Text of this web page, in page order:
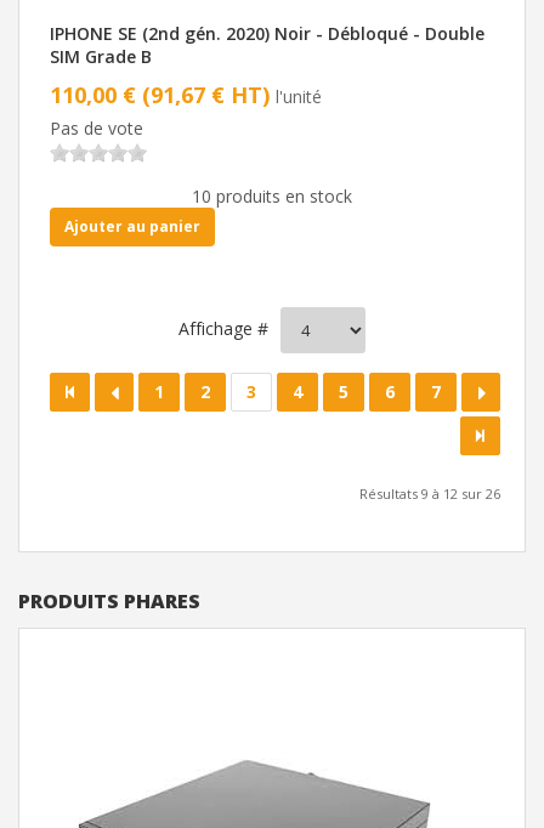
PRODUITS PHARES
IPHONE SE (2nd gén. 2020) Noir - Débloqué - Double
SIM Grade B
110,00 € (91,67 € HT) l'unité
Pas de vote
10 produits en stock
Ajouter au panier
Affichage #
1 2 3 4 5 6 7
Résultats 9 à 12 sur 26